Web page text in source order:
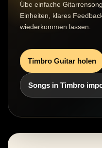
Übe einfache
Einheiten, klares
wiederkommen lassen.
Timbro Guitar holen
Songs in Timbro